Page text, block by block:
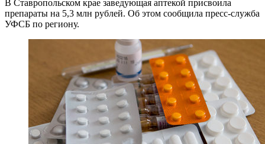
В Ставропольском крае заведующая аптекой присвоила
препараты на 5,3 млн рублей. Об этом сообщила пресс-служба
УФСБ по региону.